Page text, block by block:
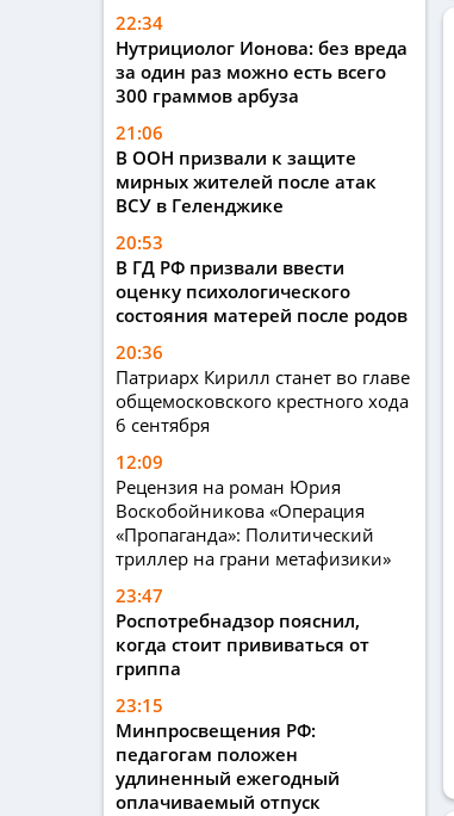
22:34
Нутрициолог Ионова: без вреда
за один раз можно есть всего
300 граммов арбуза
21:06
В ООН призвали к защите
мирных жителей после атак
ВСУ в Геленджике
20:53
В ГД РФ призвали ввести
оценку психологического
состояния матерей после родов
20:36
Патриарх Кирилл станет во главе
общемосковского крестного хода
6 сентября
12:09
Рецензия на роман Юрия
Воскобойникова «Операция
«Пропаганда»: Политический
триллер на грани метафизики»
23:47
Роспотребнадзор пояснил,
когда стоит прививаться от
гриппа
23:15
Минпросвещения РФ:
педагогам положен
удлиненный ежегодный
оплачиваемый отпуск